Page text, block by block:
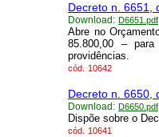
Decreto n. 6651,
Download: D6651.pdf
Abre no
85.800,00 –
providências.
cód. 10642
Decreto n. 6650,
Download: D6650.pdf
Dispõe sobre o
cód. 10641